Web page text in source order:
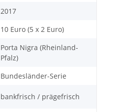
2017
10 Euro (5 x 2 Euro)
Porta Nigra (Rheinland-
Pfalz)
Bundesländer-Serie
bankfrisch / prägefrisch